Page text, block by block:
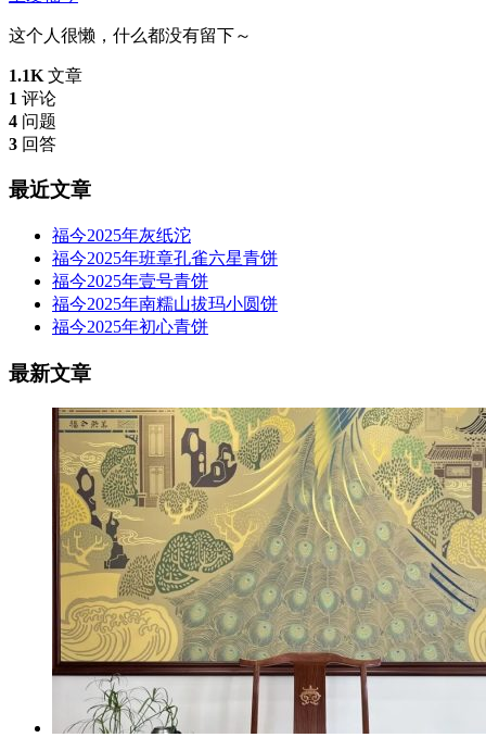
这个人很懒，什么都没有留下～
1.1K 文章
1 评论
4 问题
3 回答
最近文章
福今2025年灰纸沱
福今2025年班章孔雀六星青饼
福今2025年壹号青饼
福今2025年南糯山拔玛小圆饼
福今2025年初心青饼
最新文章